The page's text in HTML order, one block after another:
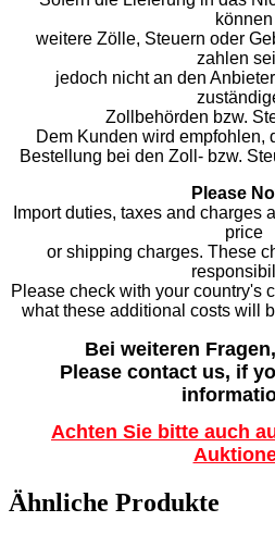
können
weitere Zölle, Steuern oder
zahlen
jedoch nicht an den
Zollbehörden bzw.
Dem Kunden wird empfohlen,
Bestellung bei den Zoll- bzw.
Please
Import duties, taxes and charges
price
or shipping charges. These
Please check with your country's
what these additional costs will
Bei weiteren
Please contact us, if
Achten Sie bitte auch
Ähnliche Produkte